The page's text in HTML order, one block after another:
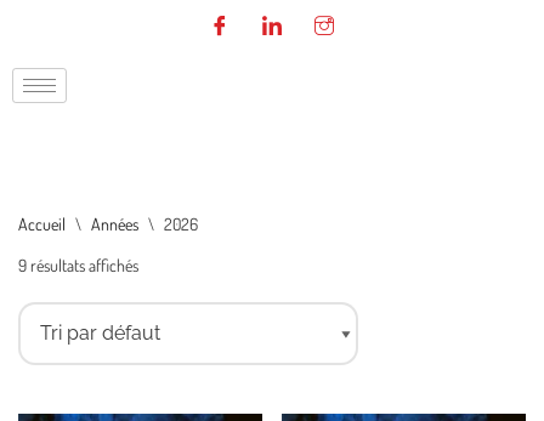
Aller
au
Accueil \ Années \ 2026
9 résultats affichés